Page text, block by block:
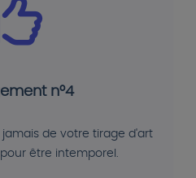
n°4
jamais de votre tirage d'art
être intemporel.